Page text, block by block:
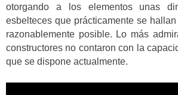
otorgando a los elementos unas
esbelteces que prácticamente se
razonablemente posible. Lo más
constructores no contaron con la
que se dispone actualmente.